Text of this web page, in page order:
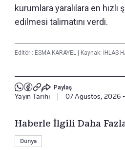
kurumlara yaralılara en
edilmesi talimatını verdi.
Editör : ESMA KARAYEL | Kaynak: İHLAS
Paylaş
Yayın Tarihi 07 Ağustos, 2026
Haberle İlgili Daha
Dünya